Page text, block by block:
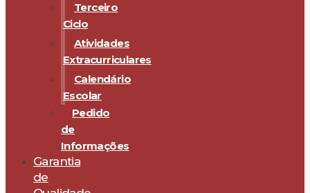
Terceiro
Ciclo
Atividades
Extracurriculares
Calendário
Escolar
Pedido
de
Informações
Garantia
de